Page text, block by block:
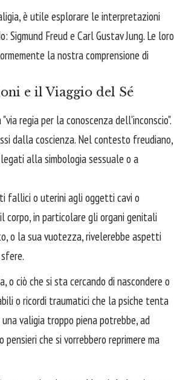
è utile esplorare le interpretazioni
Freud e Carl Gustav Jung. Le loro
la nostra comprensione di
e il Viaggio del Sé
regia per la conoscenza dell'inconscio".
dalla coscienza. Nel contesto freudiano,
alla simbologia sessuale o a
fallici o uterini agli oggetti cavi o
corpo, in particolare gli organi genitali
o la sua vuotezza, rivelerebbe aspetti
ciò che si sta cercando di nascondere o
o ricordi traumatici che la psiche tenta
valigia troppo piena potrebbe, ad
che si vorrebbero reprimere ma